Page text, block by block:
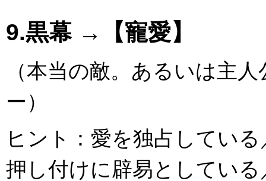
9.黒幕 →【寵愛】
（本当の敵。あるいは主
ー）
ヒント：愛を独占してい
押し付けに辟易としてい